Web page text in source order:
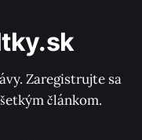
Zaregistrujte sa
článkom.